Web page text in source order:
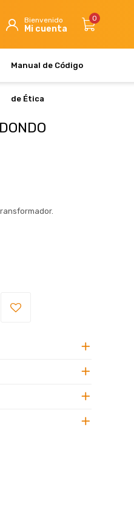
Manual de Código
de Ética
0